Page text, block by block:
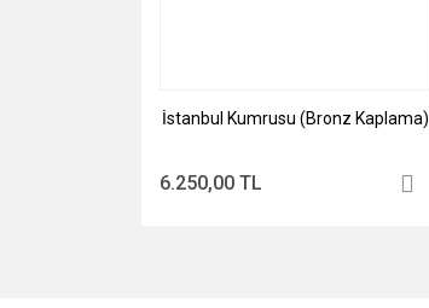
İstanbul Kumrusu (Bronz Kaplama)
6.250,00 TL